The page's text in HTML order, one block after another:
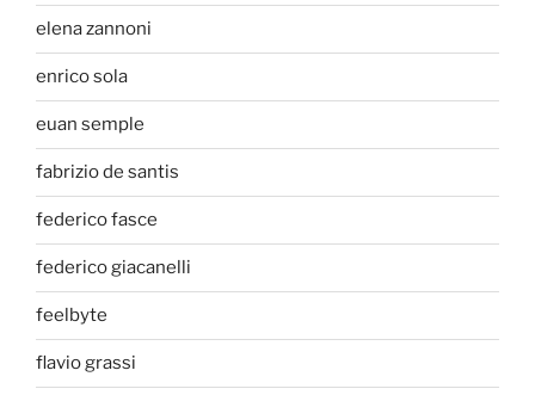
elena zannoni
enrico sola
euan semple
fabrizio de santis
federico fasce
federico giacanelli
feelbyte
flavio grassi